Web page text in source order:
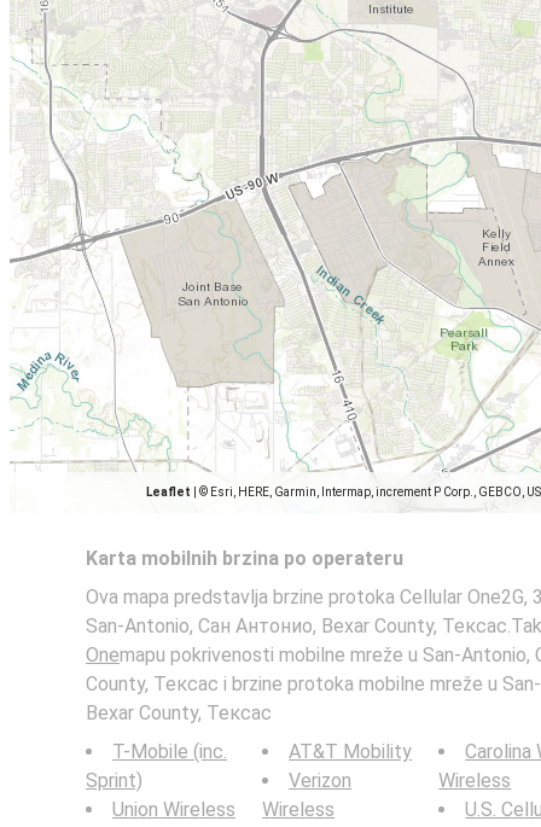
Leaflet © Esri, HERE, Garmin, Intermap, increment P Corp., GEBCO,
Karta mobilnih brzina po operateru
Ova mapa predstavlja brzine protoka Cellular One2G,
San-Antonio, Сан Антонио, Bexar County,
Onemapu pokrivenosti mobilne mreže u San-Antonio,
County, Тексас i brzine protoka mobilne mreže u
Bexar County, Тексас
T-Mobile (inc.
Sprint)
Union Wireless
AT&T Mobility
Verizon
Wireless
Carolina
Wireless
U.S.